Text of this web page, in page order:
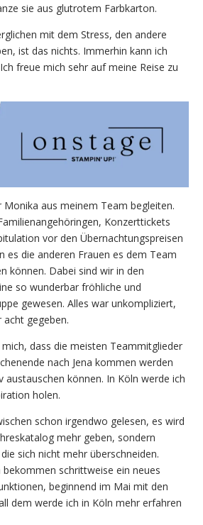
sie aus glutrotem Farbkarton.
mit dem Stress, den andere
ist das nichts. Immerhin kann ich
freue mich sehr auf meine Reise zu
aus meinem Team begleiten.
Konzerttickets
vor den Übernachtungspreisen
es die anderen Frauen es dem Team
können. Dabei sind wir in den
so wunderbar fröhliche und
gewesen. Alles war unkompliziert,
gegeben.
dass die meisten Teammitglieder
nach Jena kommen werden
austauschen können. In Köln werde ich
holen.
schon irgendwo gelesen, es wird
mehr geben, sondern
sich nicht mehr überschneiden.
bekommen schrittweise ein neues
beginnend im Mai mit den
dem werde ich in Köln mehr erfahren